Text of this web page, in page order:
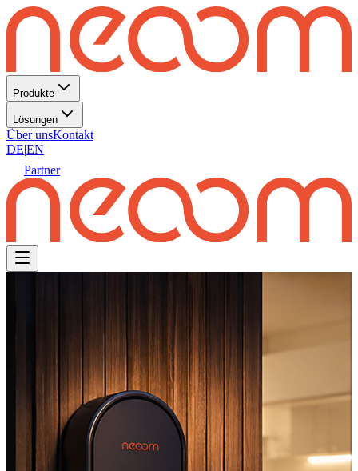
Produkte
Lösungen
Über unsKontakt
DE|EN
Partner
Dein Auto lädt.
Mit deinem Solarstrom.
Warum teuren Netzstrom tanken, wenn deine Solaranlage
gerade produziert? neoom steuert vollautomatisch, wann und
wie viel dein E-Auto lädt — immer zum günstigsten Preis.